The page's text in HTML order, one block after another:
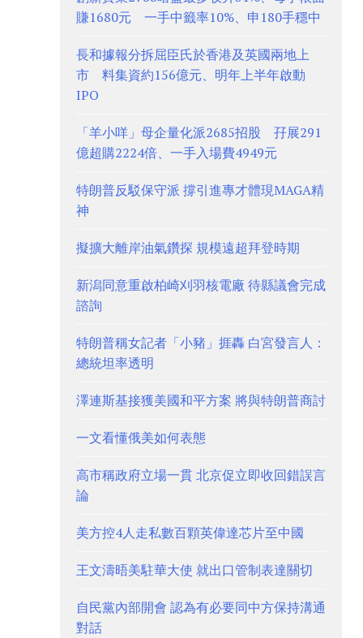
賺1680元 一手中籤率10%、申180手穩中
長和據報分拆屈臣氏於香港及英國兩地上
市 料集資約156億元、明年上半年啟動
IPO
「羊小咩」母企量化派2685招股 孖展291
億超購2224倍、一手入場費4949元
特朗普反駁保守派 撐引進專才體現MAGA精
神
擬擴大離岸油氣鑽探 規模遠超拜登時期
新潟同意重啟柏崎刈羽核電廠 待縣議會完成
諮詢
特朗普稱女記者「小豬」捱轟 白宮發言人：
總統坦率透明
澤連斯基接獲美國和平方案 將與特朗普商討
一文看懂俄美如何表態
高市稱政府立場一貫 北京促立即收回錯誤言
論
美方控4人走私數百顆英偉達芯片至中國
王文濤晤美駐華大使 就出口管制表達關切
自民黨內部開會 認為有必要同中方保持溝通
對話